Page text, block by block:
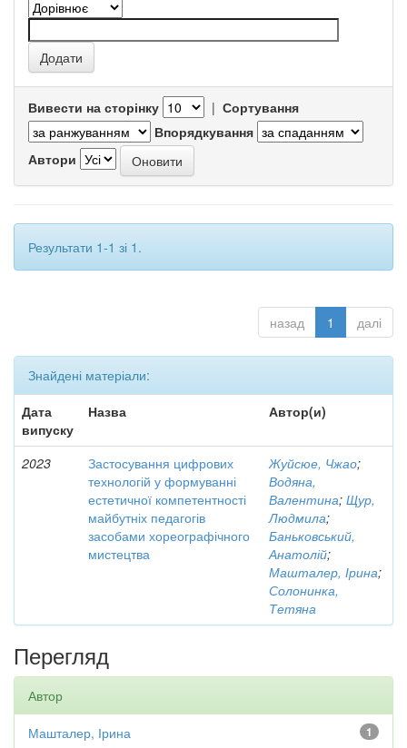
Вивести на сторінку | Сортування
Впорядкування
Автори
Результати 1-1 зі 1.
назад 1 далі
Знайдені матеріали:
Дата
випуску
Назва Автор(и)
2023
Застосування цифрових
технологій у формуванні
естетичної компетентності
майбутніх педагогів
засобами хореографічного
мистецтва
Жуйсюе, Чжао;
Водяна,
Валентина; Щур,
Людмила;
Баньковський,
Анатолій;
Машталер, Ірина;
Солонинка,
Тетяна
Перегляд
Автор
1
Машталер, Ірина